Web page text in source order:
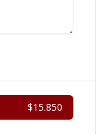
$15.850